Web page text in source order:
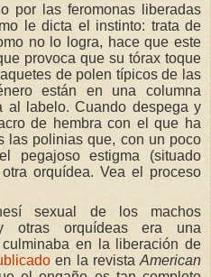
por las feromonas liberadas
le dicta el instinto: trata de
no lo logra, hace que este
provoca que su tórax toque
de polen típicos de las
están en una columna
al labelo. Cuando despega y
de hembra con el que ha
las polinias que, con un poco
pegajoso estigma (situado
orquídea. Vea el proceso
sexual de los machos
otras orquídeas era una
culminaba en la liberación de
en la revista American